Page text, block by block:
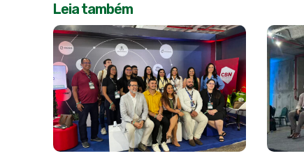
Leia também